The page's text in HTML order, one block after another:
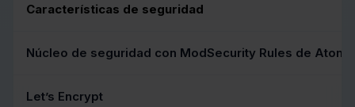
Características de seguridad
Núcleo de seguridad con ModSecurity Rules de
Let’s Encrypt